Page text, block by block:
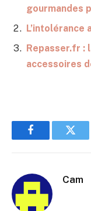
gourmandes
L’intolérance
Repasser.fr :
accessoires
Facebook
Cam